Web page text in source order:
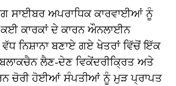
ਸਾਈਬਰ ਅਪਰਾਧਿਕ ਕਾਰਵਾਈਆਂ ਨੂੰ
ਕਈ ਕਾਰਕਾਂ ਦੇ ਕਾਰਨ ਔਨਲਾਈਨ
ਨਿਸ਼ਾਨਾ ਬਣਾਏ ਗਏ ਖੇਤਰਾਂ ਵਿੱਚੋਂ ਇੱਕ
ਲੈਣ-ਦੇਣ ਵਿਕੇਂਦਰੀਕ੍ਰਿਤ ਅਤੇ
ਚੋਰੀ ਹੋਈਆਂ ਸੰਪਤੀਆਂ ਨੂੰ ਮੁੜ ਪ੍ਰਾਪਤ